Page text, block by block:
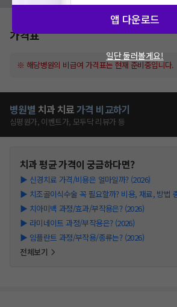
가격표
※ 해당병원의 비급여 가격표는 현재 준비중입니다.
병원별 치과 치료가격 비교하기
심평원가, 이벤트가, 모두닥 리뷰가 등
치과평균 가격이 궁금하다면?
▶ 신경치료 가격/비용은 얼마일까? (2026)
▶ 치조골이식수술 꼭 필요할까? 비용, 재료, 방법
▶ 치아미백 과정/효과/부작용은? (2026)
▶ 라미네이트 과정/부작용은? (2026)
▶ 임플란트 과정/부작용/종류는? (2026)
전체보기
앱 다운로드
일단 둘러볼게요!